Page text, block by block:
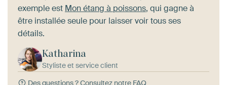
exemple est Mon étang à poissons, qui gagne à
être installée seule pour laisser voir tous ses
détails.
Katharina
Styliste et service client
Des questions ?Consultez notre FAQ